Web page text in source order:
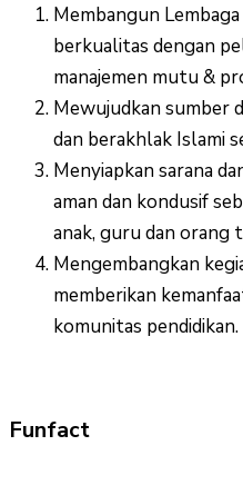
Membangun
berkualitas dengan
manajemen mutu &
Mewujudkan sumber
dan berakhlak Islami
Menyiapkan sarana
aman dan kondusif
anak, guru dan orang
Mengembangkan
memberikan
komunitas pendidikan.
Funfact